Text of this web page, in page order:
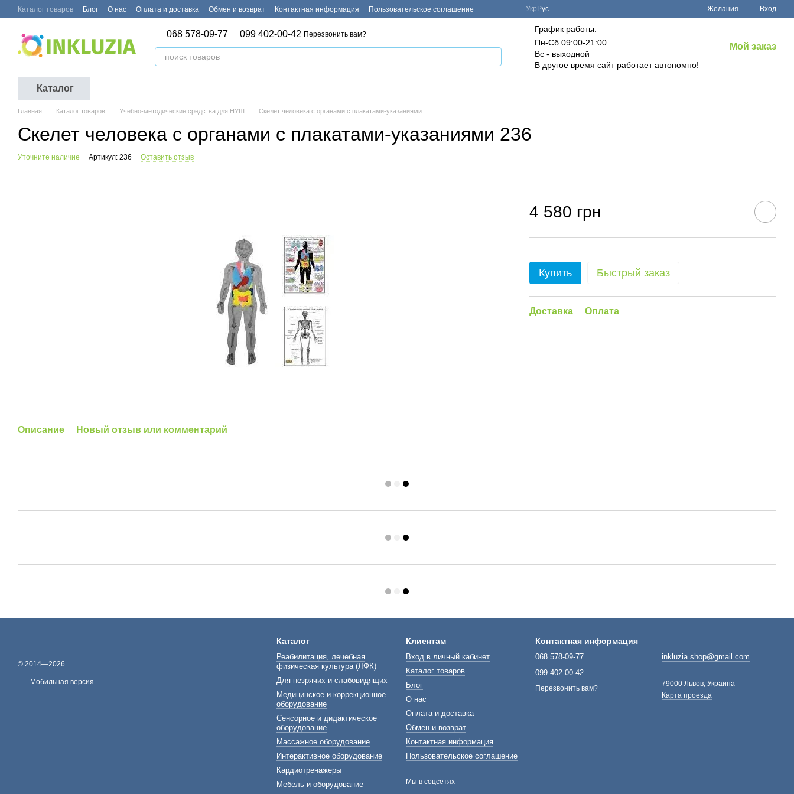
Перейти к основному контенту
Каталог товаров Блог О нас Оплата и доставка Обмен и возврат Контактная информация Пользовательское соглашение Укр Рус Желания Вход
068 578-09-77 099 402-00-42 Перезвонить вам?
График работы:
Пн-Сб 09:00-21:00
Вс - выходной
В другое время сайт работает автономно!
Мой заказ
Каталог
Главная Каталог товаров Учебно-методические средства для НУШ Скелет человека с органами с плакатами-указаниями
Скелет человека с органами с плакатами-указаниями 236
Уточните наличие Артикул: 236 Оставить отзыв
Описание Новый отзыв или комментарий
4 580 грн
Купить Быстрый заказ
Доставка Оплата
© 2014—2026
Мобильная версия
Каталог
Реабилитация, лечебная
физическая культура (ЛФК)
Для незрячих и слабовидящих
Медицинское и коррекционное
оборудование
Сенсорное и дидактическое
оборудование
Массажное оборудование
Интерактивное оборудование
Кардиотренажеры
Мебель и оборудование
Клиентам
Вход в личный кабинет
Каталог товаров
Блог
О нас
Оплата и доставка
Обмен и возврат
Контактная информация
Пользовательское соглашение
Мы в соцсетях
Контактная информация
068 578-09-77
099 402-00-42
Перезвонить вам?
inkluzia.shop@gmail.com
79000 Львов, Украина
Карта проезда